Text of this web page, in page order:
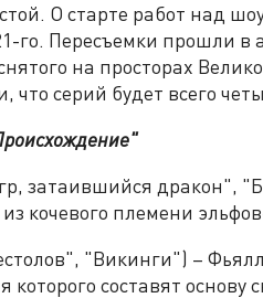
О старте работ над
го. Пересъемки прошли в
на просторах
серий будет всего
затаившийся дракон",
кочевого племени
"Викинги") –
составят основу